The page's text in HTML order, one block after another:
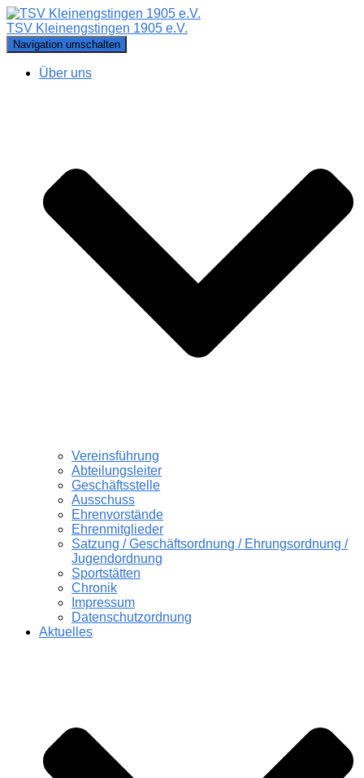
TSV Kleinengstingen 1905 e.V.
Navigation umschalten
Über uns
Vereinsführung
Abteilungsleiter
Geschäftsstelle
Ausschuss
Ehrenvorstände
Ehrenmitglieder
Satzung / Geschäftsordnung / Ehrungsordnung /
Jugendordnung
Sportstätten
Chronik
Impressum
Datenschutzordnung
Aktuelles